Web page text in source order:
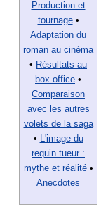
Production et
tournage•
Adaptation du
roman au cinéma
• Résultats au
box-office •
Comparaison
avec les autres
volets de la saga
• L'image du
requin tueur :
mythe et réalité•
Anecdotes